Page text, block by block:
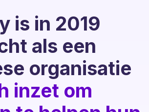
is in 2019
als een
organisatie
inzet om